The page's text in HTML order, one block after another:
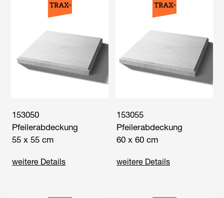
153050
Pfeilerabdeckung
55 x 55 cm
weitere Details
153055
Pfeilerabdeckung
60 x 60 cm
weitere Details